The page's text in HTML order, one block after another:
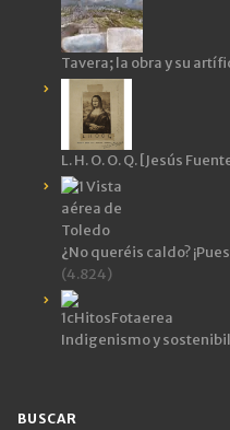
Tavera; la obra y su
L. H. O. O. Q. [Jesús
¿No queréis caldo?
(4.824)
Indigenismo y
BUSCAR